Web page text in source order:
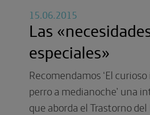
15.06.2015
Las
especiales»
Recomendamos ‘El
perro a medianoche’ una
que aborda el Trastorno